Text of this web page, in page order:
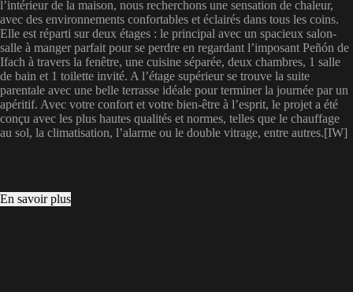
l’intérieur de la maison, nous recherchons une sensation de chaleur,
avec des environnements confortables et éclairés dans tous les coins.
Elle est réparti sur deux étages : le principal avec un spacieux salon-
salle à manger parfait pour se perdre en regardant l’imposant Peñón de
Ifach à travers la fenêtre, une cuisine séparée, deux chambres, 1 salle
de bain et 1 toilette invité. A l’étage supérieur se trouve la suite
parentale avec une belle terrasse idéale pour terminer la journée par un
apéritif. Avec votre confort et votre bien-être à l’esprit, le projet a été
conçu avec les plus hautes qualités et normes, telles que le chauffage
au sol, la climatisation, l’alarme ou le double vitrage, entre autres.[IW]
En savoir plus